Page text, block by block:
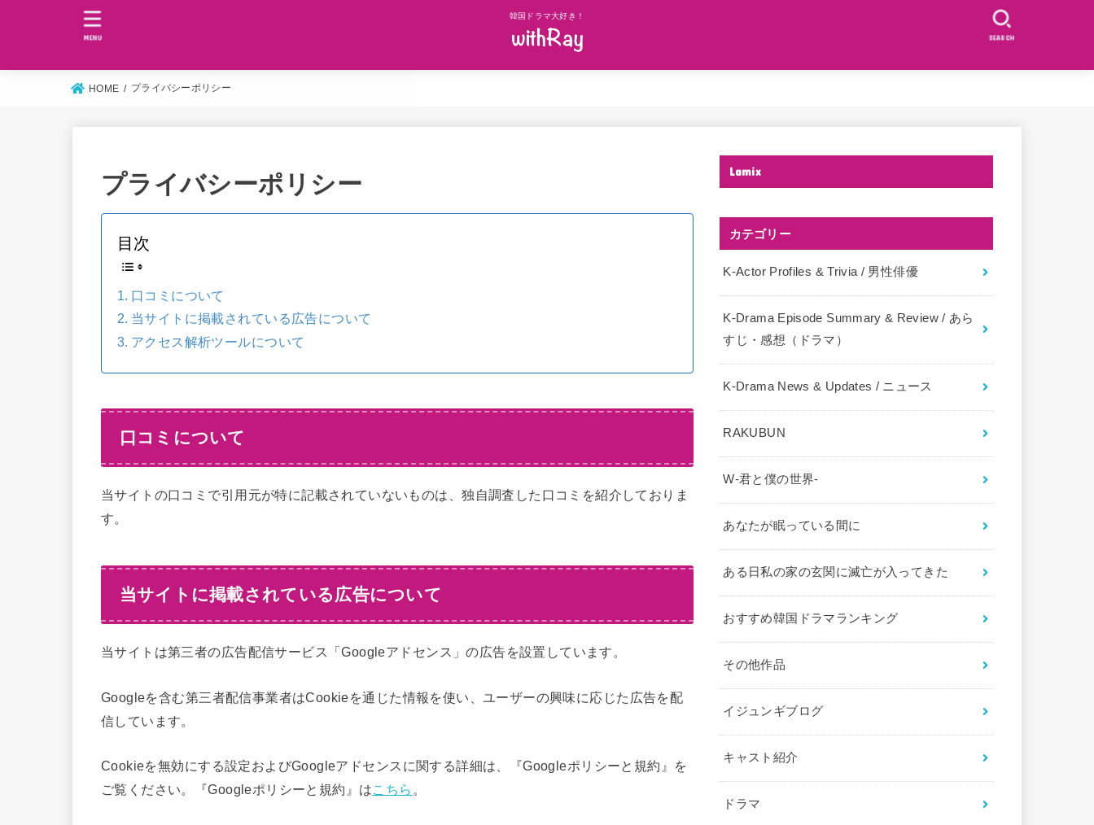
韓国ドラマ大好き！
SEARCH
MENU
HOME プライバシーポリシー
プライバシーポリシー
目次
口コミについて
当サイトに掲載されている広告について
アクセス解析ツールについて
口コミについて
当サイトの口コミで引用元が特に記載されていないものは、独自調査した口コミを紹介しておりま
す。
当サイトに掲載されている広告について
当サイトは第三者の広告配信サービス「Googleアドセンス」の広告を設置しています。
Googleを含む第三者配信事業者はCookieを通じた情報を使い、ユーザーの興味に応じた広告を配
信しています。
Cookieを無効にする設定およびGoogleアドセンスに関する詳細は、『Googleポリシーと規約』を
ご覧ください。『Googleポリシーと規約』はこちら 。
Lamix
カテゴリー
K-Actor Profiles & Trivia / 男性俳優
K-Drama Episode Summary & Review / あら
すじ・感想（ドラマ）
K-Drama News & Updates / ニュース
RAKUBUN
W-君と僕の世界-
あなたが眠っている間に
ある日私の家の玄関に滅亡が入ってきた
おすすめ韓国ドラマランキング
その他作品
イジュンギブログ
キャスト紹介
ドラマ